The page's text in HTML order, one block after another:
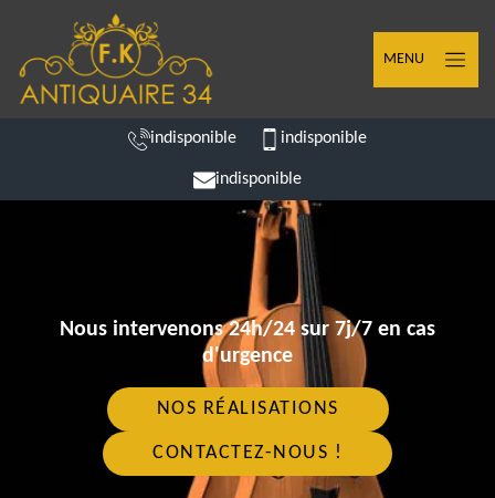
MENU
indisponible indisponible
indisponible
Nous intervenons 24h/24 sur 7j/7 en cas
d'urgence
NOS RÉALISATIONS
CONTACTEZ-NOUS !